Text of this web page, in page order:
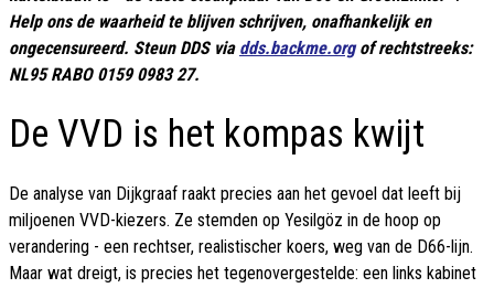
Help ons de waarheid te blijven schrijven, onafhankelijk en
ongecensureerd. Steun DDS via dds.backme.orgof rechtstreeks:
NL95 RABO 0159 0983 27.
De VVD is het kompas kwijt
De analyse van Dijkgraaf raakt precies aan het gevoel dat leeft bij
miljoenen VVD-kiezers. Ze stemden op Yesilgöz in de hoop op
verandering - een rechtser, realistischer koers, weg van de D66-lijn.
Maar wat dreigt, is precies het tegenovergestelde: een links kabinet